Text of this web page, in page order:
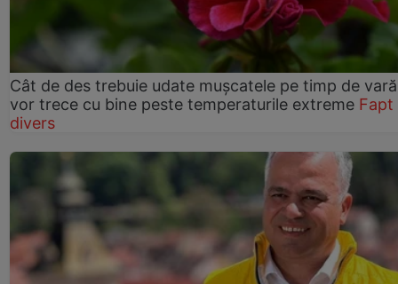
Cât de des trebuie udate mușcatele pe timp de
vor trece cu bine peste temperaturile extreme Fapt
divers